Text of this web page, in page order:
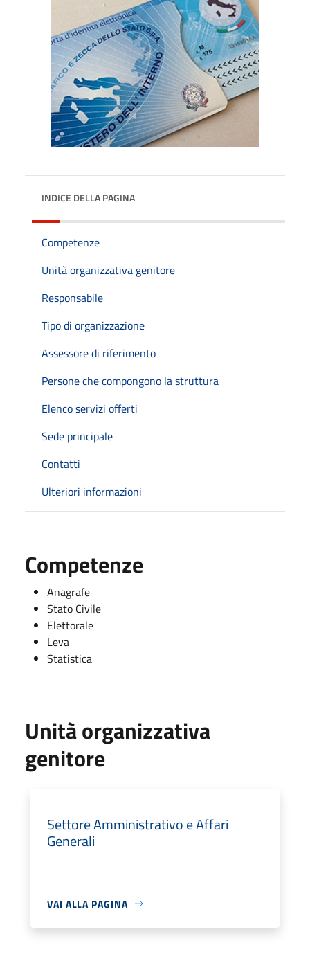
INDICE DELLA PAGINA
Competenze
Unità organizzativa genitore
Responsabile
Tipo di organizzazione
Assessore di riferimento
Persone che compongono la struttura
Elenco servizi offerti
Sede principale
Contatti
Ulteriori informazioni
Competenze
Anagrafe
Stato Civile
Elettorale
Leva
Statistica
Unità organizzativa
genitore
Settore Amministrativo e Affari
Generali
VAI ALLA PAGINA